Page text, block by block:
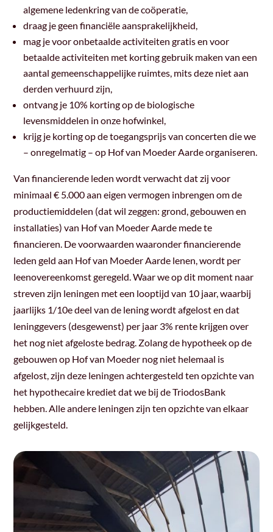
algemene ledenkring van de coöperatie,
draag je geen financiële aansprakelijkheid,
mag je voor onbetaalde activiteiten gratis en voor
betaalde activiteiten met korting gebruik maken van een
aantal gemeenschappelijke ruimtes, mits deze niet aan
derden verhuurd zijn,
ontvang je 10% korting op de biologische
levensmiddelen in onze hofwinkel,
krijg je korting op de toegangsprijs van concerten die we
– onregelmatig – op Hof van Moeder Aardeorganiseren.
Van financierende leden wordt verwacht dat zij voor
minimaal € 5.000 aan eigen vermogen inbrengen om de
productiemiddelen (dat wil zeggen: grond, gebouwen en
installaties) van Hof van Moeder Aarde mede te
financieren. De voorwaarden waaronder financierende
leden geld aan Hof van Moeder Aarde lenen, wordt per
leenovereenkomst geregeld. Waar we op dit moment naar
streven zijn leningen met een looptijd van 10 jaar, waarbij
jaarlijks 1/10e deel van de lening wordt afgelost en dat
leninggevers (desgewenst) per jaar 3% rente krijgen over
het nog niet afgeloste bedrag. Zolang de hypotheek op de
gebouwen op Hof van Moeder nog niet helemaal is
afgelost, zijn deze leningen achtergesteld ten opzichte van
het hypothecaire krediet dat we bij de TriodosBank
hebben. Alle andere leningen zijn ten opzichte van elkaar
gelijkgesteld.